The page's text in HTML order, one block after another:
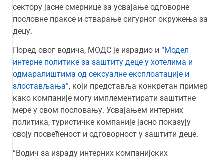
сектору јасне смернице за усвајање одговорне
пословне праксе и стварање сигурног окружења за
децу.
Поред овог водича, МОДС је израдио и “Модел
интерне политике за заштиту деце у хотелима и
одмаралиштима од сексуалне експлоатације и
злостављања”, који представља конкретан пример
како компаније могу имплементирати заштитне
мере у свом пословању. Усвајањем интерних
политика, туристичке компаније јасно показују
своју посвећеност и одговорност у заштити деце.
“Водич за израду интерних компанијских